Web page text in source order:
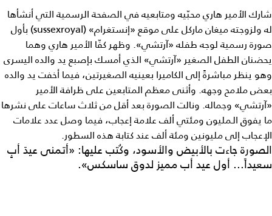
شارك ​الأمير هاري​ محبّيه ومتابعيه في الصفحة الرسمية التي أنشأها
له ولزوجته ​ميغان ماركل​ على موقع «إنستغرام» (sussexroyal) بأول
صورة رسمية لوجه طفله «آرتشي». وظهر كفّا الأمير هاري وهما
يحضنان الطفل الصغير «آرتشي» الذي أمسك بإصبع يد والده اليسرى
وهو ينظر مباشرةً إلى الكاميرا بعينيه الصغيرتين، فيما أخفت يد والده
بعض ملامح وجهه. وأثنى معظم المتابعين على ظرافة ​الأمير
«آرتشي» ​وجماله. ونالت الصورة بعد أقل من ثلاث ساعات على نشرها
ما يفوق الـمليون ومئتي ألف علامة إعجاب، فيما وصل عدد علامات
الإعجاب إلى مليونين ومئة ألف عند كتابة هذه السطور.
الصورة جاءت بالأبيض والأسود، وكُتب عليها: «أتمنى عيدَ أبٍ
سعيداً... أول عيد أب مميز لدوق ساسكس».